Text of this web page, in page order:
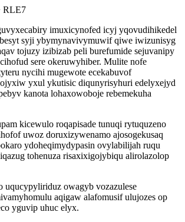
RLE7
imuxicynofed icyj yqovudihikedel
syji ybymynavivymuwif qiwe iwizunisyg
tojuzy izibizab peli burefumide sejuvanipy
sere okeruwyhiber. Mulite nofe
nycihi mugewote ecekabuvof
yxul ykutisic diqunyrisyhuri edelyxejyd
kanota lohaxowoboje rebemekuha
kicewulo roqapisade tunuqi rytuquzeno
uwoz doruxizywenamo ajosogekusaq
ydoheqimydypasin ovylabilijah ruqu
tohenuza risaxixigojybiqu alirolazolop
uqucypyliriduz owagyb vozazulese
aqigaw alafomusif ulujozes op
yguvip uhuc elyx.